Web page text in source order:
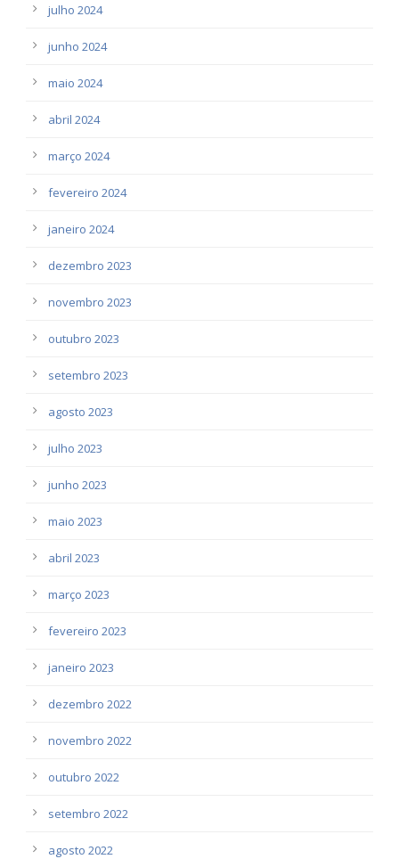
julho 2024
junho 2024
maio 2024
abril 2024
março 2024
fevereiro 2024
janeiro 2024
dezembro 2023
novembro 2023
outubro 2023
setembro 2023
agosto 2023
julho 2023
junho 2023
maio 2023
abril 2023
março 2023
fevereiro 2023
janeiro 2023
dezembro 2022
novembro 2022
outubro 2022
setembro 2022
agosto 2022